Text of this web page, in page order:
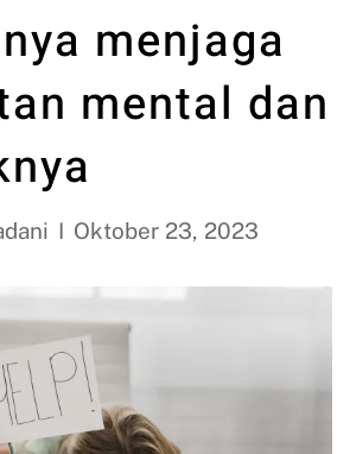
menjaga
mental dan
Oktober 23, 2023